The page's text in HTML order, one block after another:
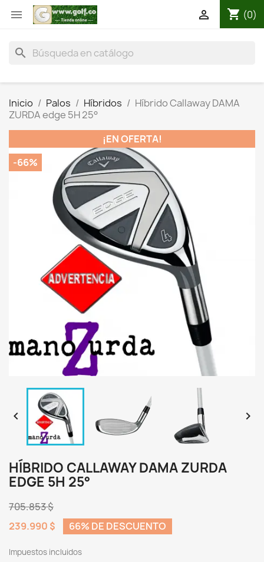
 shopping_cart (0)

search
Inicio Palos Híbridos
Híbrido Callaway DAMA
ZURDA edge 5H 25°
¡EN OFERTA!
-66%
 
HÍBRIDO CALLAWAY DAMA ZURDA
EDGE 5H 25°
705.853 $
239.990 $
66% DE DESCUENTO
Impuestos incluidos